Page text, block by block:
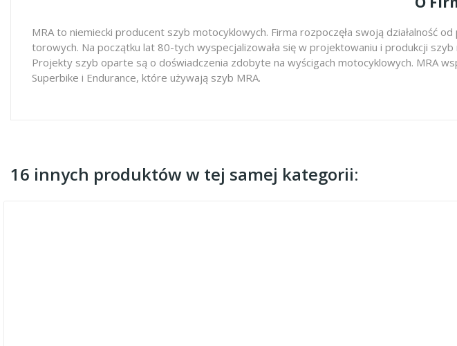
MRA to niemiecki producent szyb motocyklowych. Firma rozpoczęła swoją
torowych. Na początku lat 80-tych wyspecjalizowała się w projektowaniu i produkcji
Projekty szyb oparte są o doświadczenia zdobyte na wyścigach motocyklowych. MRA
Superbike i Endurance, które używają szyb MRA.
16 innych produktów w tej samej kategorii: